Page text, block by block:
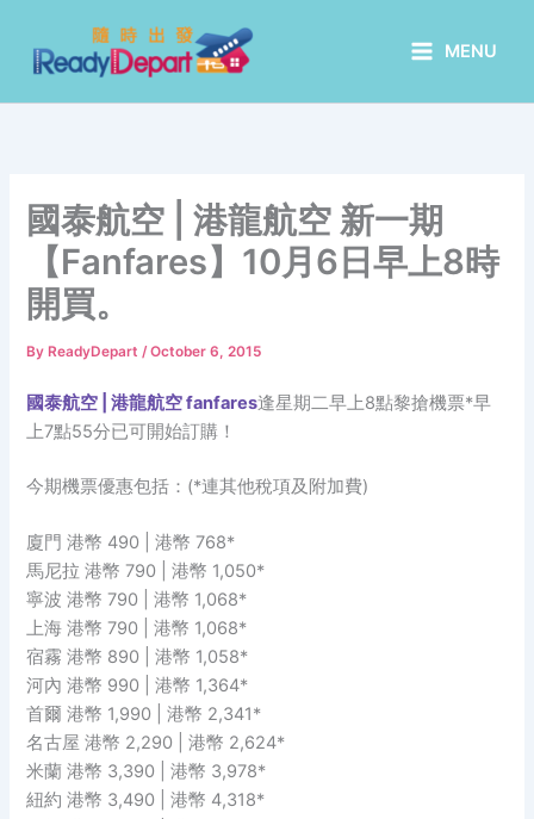
content
MENU
國泰航空 | 港龍航空 新一期
【Fanfares】10月6日早上8時
開買。
By ReadyDepart/October 6, 2015
國泰航空 | 港龍航空 fanfares逢星期二早上8點黎搶機票*早
上7點55分已可開始訂購！
今期機票優惠包括：(*連其他稅項及附加費)
廈門 港幣 490 | 港幣 768*
馬尼拉 港幣 790 | 港幣 1,050*
寧波 港幣 790 | 港幣 1,068*
上海 港幣 790 | 港幣 1,068*
宿霧 港幣 890 | 港幣 1,058*
河內 港幣 990 | 港幣 1,364*
首爾 港幣 1,990 | 港幣 2,341*
名古屋 港幣 2,290 | 港幣 2,624*
米蘭 港幣 3,390 | 港幣 3,978*
紐約 港幣 3,490 | 港幣 4,318*